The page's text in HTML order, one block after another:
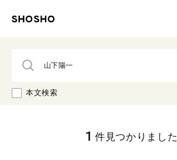
本文検索
1 件見つかりました